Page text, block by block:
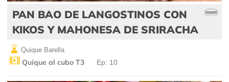
PAN BAO DE LANGOSTINOS CON
KIKOS Y MAHONESA DE SRIRACHA
Quique Barella
Quique al cubo T3 Ep: 10